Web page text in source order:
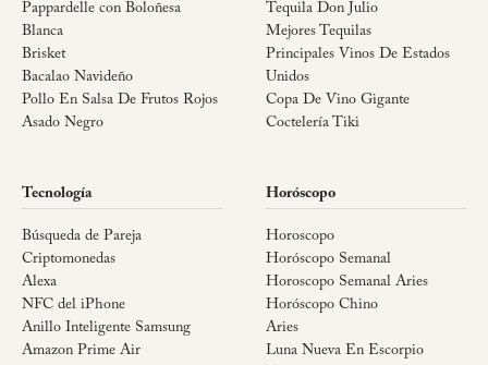
Pappardelle con Boloñesa
Blanca
Brisket
Bacalao Navideño
Pollo En Salsa De Frutos Rojos
Asado Negro
Tequila Don Julio
Mejores Tequilas
Principales Vinos De Estados
Unidos
Copa De Vino Gigante
Coctelería Tiki
Tecnología
Búsqueda de Pareja
Criptomonedas
Alexa
NFC del iPhone
Anillo Inteligente Samsung
Amazon Prime Air
Horóscopo
Horoscopo
Horóscopo Semanal
Horoscopo Semanal Aries
Horóscopo Chino
Aries
Luna Nueva En Escorpio